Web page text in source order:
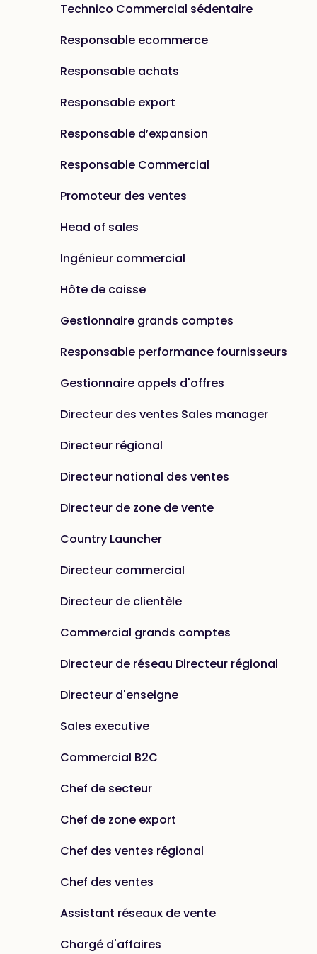
Technico Commercial sédentaire
Responsable ecommerce
Responsable achats
Responsable export
Responsable d’expansion
Responsable Commercial
Promoteur des ventes
Head of sales
Ingénieur commercial
Hôte de caisse
Gestionnaire grands comptes
Responsable performance fournisseurs
Gestionnaire appels d'offres
Directeur des ventes Sales manager
Directeur régional
Directeur national des ventes
Directeur de zone de vente
Country Launcher
Directeur commercial
Directeur de clientèle
Commercial grands comptes
Directeur de réseau Directeur régional
Directeur d'enseigne
Sales executive
Commercial B2C
Chef de secteur
Chef de zone export
Chef des ventes régional
Chef des ventes
Assistant réseaux de vente
Chargé d'affaires